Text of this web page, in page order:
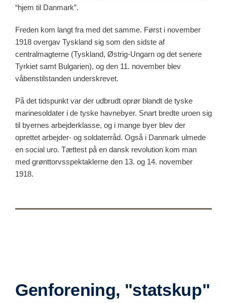
“hjem til Danmark”.
Freden kom langt fra med det samme. Først i november
1918 overgav Tyskland sig som den sidste af
centralmagterne (Tyskland, Østrig-Ungarn og det senere
Tyrkiet samt Bulgarien), og den 11. november blev
våbenstilstanden underskrevet.
På det tidspunkt var der udbrudt oprør blandt de tyske
marinesoldater i de tyske havnebyer. Snart bredte uroen sig
til byernes arbejderklasse, og i mange byer blev der
oprettet arbejder- og soldaterråd. Også i Danmark ulmede
en social uro. Tættest på en dansk revolution kom man
med grønttorvsspektaklerne den 13. og 14. november
1918.
Genforening, "statskup"